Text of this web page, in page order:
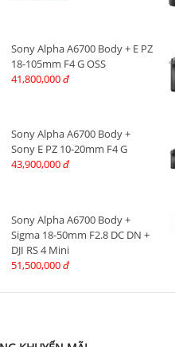
Sony Alpha A6700 Body + E PZ
18-105mm F4 G OSS
41,800,000 đ
Sony Alpha A6700 Body +
Sony E PZ 10-20mm F4 G
43,900,000 đ
Sony Alpha A6700 Body +
Sigma 18-50mm F2.8 DC DN +
DJI RS 4 Mini
51,500,000 đ